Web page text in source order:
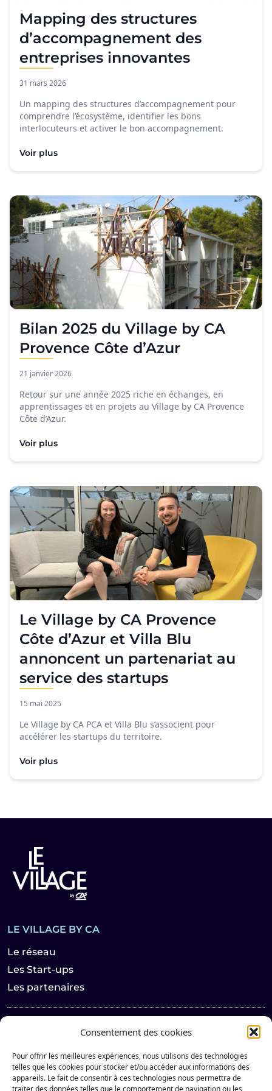
Consentement des cookies
Pour offrir les meilleures expériences, nous utilisons des technologies
telles que les cookies pour stocker et/ou accéder aux informations des
appareils. Le fait de consentir à ces technologies nous permettra de
traiter des données telles que le comportement de navigation ou les
Mapping des structures
d’accompagnement des
entreprises innovantes
31 mars 2026
Un mapping des structures d’accompagnement pour
comprendre l’écosystème, identifier les bons
interlocuteurs et activer le bon accompagnement.
Voir plus
Bilan 2025 du Village by CA
Provence Côte d’Azur
21 janvier 2026
Retour sur une année 2025 riche en échanges, en
apprentissages et en projets au Village by CA Provence
Côte d’Azur.
Voir plus
Le Village by CA Provence
Côte d’Azur et Villa Blu
annoncent un partenariat au
service des startups
15 mai 2025
Le Village by CA PCA et Villa Blu s’associent pour
accélérer les startups du territoire.
Voir plus
LE VILLAGE BY CA
Le réseau
Les Start-ups
Les partenaires
Contact